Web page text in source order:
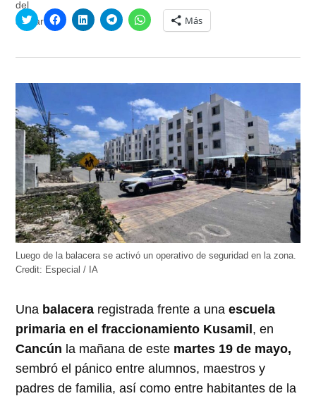
Haz
clic
en
abre
en
una
ventana
nueva)
Haz
clic
en
abre
ventana
nueva)
Haz
clic
en
abre
ventana
nueva)
Haz
clic
en
abre
una
ventana
nueva)
Haz
clic
para
en
abre
una
ventana
nueva)
Más
Luego de la balacera se activó un operativo de seguridad en la zona.
Credit: Especial / IA
Una balacera registrada frente a unaescuela
primaria en el fraccionamiento Kusamil, en
Cancún la mañana de este martes 19 de mayo,
sembró el pánico entre alumnos, maestros y
padres de familia, así como entre habitantes de la